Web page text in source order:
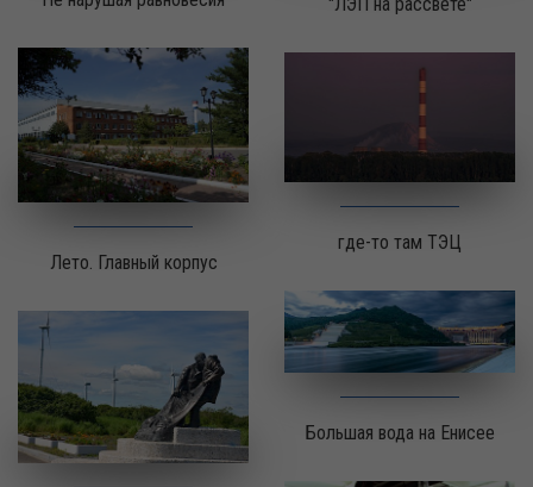
Лето. Главный корпус
где-то там ТЭЦ
Большая вода на Енисее